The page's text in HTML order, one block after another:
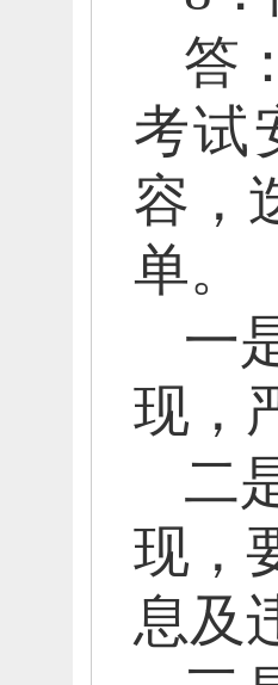
答
考试
容，
单。
一
现，
二
现，
息及